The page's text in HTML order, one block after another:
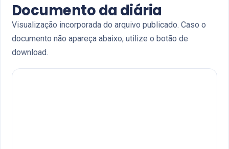
Documento da diária
Visualização incorporada do arquivo publicado. Caso o
documento não apareça abaixo, utilize o botão de
download.